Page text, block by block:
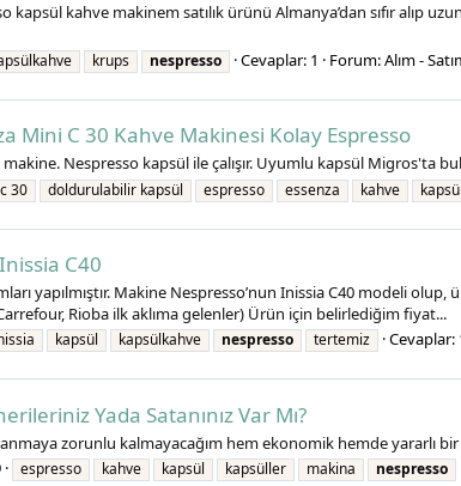
kapsül kahve makinem satılık ürünü Almanya’dan sıfır alıp
krups nespresso Cevaplar: 1 Forum:Alım -
Mini C 30 Kahve Makinesi Kolay Espresso
makine. Nespresso kapsül ile çalışır. Uyumlu kapsül
c 30 doldurulabilir kapsül espresso essenza kahve kapsül
C40
yapılmıştır. Makine Nespresso’nun Inissia C40 modeli
Rioba ilk aklıma gelenler) Ürün için belirlediğim fiyat...
kapsül kapsülkahve nespresso tertemiz Cevaplar:
Yada Satanınız Var Mı?
zorunlu kalmayacağım hem ekonomik hemde yararlı bir
espresso kahve kapsül kapsüller makina nespresso